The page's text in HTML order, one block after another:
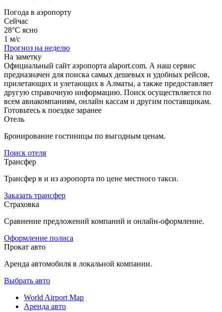
Погода в аэропорту
Сейчас
28°C ясно
1 м/с
Прогноз на неделю
На заметку
Официальный сайт аэропорта alaport.com. А наш сервис
предназначен для поиска самых дешевых и удобных рейсов,
прилетающих и улетающих в Алматы, а также предоставляет
другую справочную информацию. Поиск осуществляется по
всем авиакомпаниям, онлайн кассам и другим поставщикам.
Готовьтесь к поездке заранее
Отель
Бронирование гостиницы по выгодным ценам.
Поиск отеля
Трансфер
Трансфер в и из аэропорта по цене местного такси.
Заказать трансфер
Страховка
Сравнение предложений компаний и онлайн-оформление.
Оформление полиса
Прокат авто
Аренда автомобиля в локальной компании.
Выбрать авто
World Airport Map
Аренда авто